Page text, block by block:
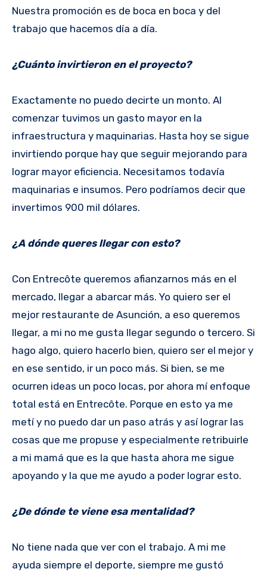
Nuestra promoción es de boca en boca y del
trabajo que hacemos día a día.
¿Cuánto invirtieron en el proyecto?
Exactamente no puedo decirte un monto. Al
comenzar tuvimos un gasto mayor en la
infraestructura y maquinarias. Hasta hoy se sigue
invirtiendo porque hay que seguir mejorando para
lograr mayor eficiencia. Necesitamos todavía
maquinarias e insumos. Pero podríamos decir que
invertimos 900 mil dólares.
¿A dónde queres llegar con esto?
Con Entrecôte queremos afianzarnos más en el
mercado, llegar a abarcar más. Yo quiero ser el
mejor restaurante de Asunción, a eso queremos
llegar, a mi no me gusta llegar segundo o tercero. Si
hago algo, quiero hacerlo bien, quiero ser el mejor y
en ese sentido, ir un poco más. Si bien, se me
ocurren ideas un poco locas, por ahora mí enfoque
total está en Entrecôte. Porque en esto ya me
metí y no puedo dar un paso atrás y así lograr las
cosas que me propuse y especialmente retribuirle
a mi mamá que es la que hasta ahora me sigue
apoyando y la que me ayudo a poder lograr esto.
¿De dónde te viene esa mentalidad?
No tiene nada que ver con el trabajo. A mi me
ayuda siempre el deporte, siempre me gustó